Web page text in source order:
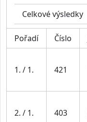
Celkové výsledky
Pořadí Číslo
1. / 1. 421
2. / 1. 403